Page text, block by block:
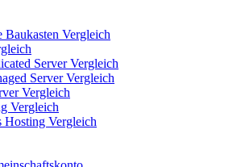
Baukasten Vergleich
Server Vergleich
Server Vergleich
Vergleich
Vergleich
Hosting Vergleich